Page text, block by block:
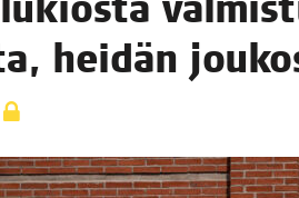
PERIN­TEI­TÄ KUNNIOITTAEN
hei­dän